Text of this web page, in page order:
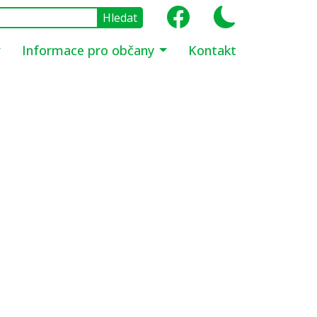
Informace pro občany Kontakt